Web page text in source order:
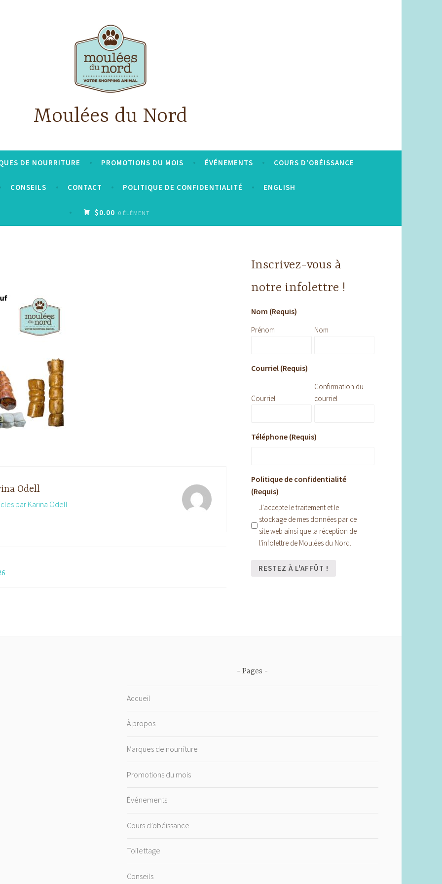
Moulées du Nord
DE NOURRITURE PROMOTIONS DU MOIS ÉVÉNEMENTS COURS D’OBÉISSANCE
CONSEILS CONTACT POLITIQUE DE CONFIDENTIALITÉ ENGLISH
$0.00 0 ÉLÉMENT
Odell
par Karina Odell
Inscrivez-vous à
notre infolettre !
Nom (Requis)
Prénom Nom
Courriel (Requis)
Courriel
Confirmation du
courriel
Téléphone (Requis)
Politique de confidentialité
(Requis)
J'accepte le traitement et le
stockage de mes données par ce
site web ainsi que la réception de
l'infolettre de Moulées du Nord.
Pages
Accueil
À propos
Marques de nourriture
Promotions du mois
Événements
Cours d’obéissance
Toilettage
Conseils